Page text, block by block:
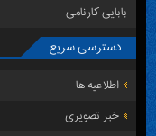
بابایی کارنامی
دسترسی سریع
اطلاعیه ها
خبر تصویری